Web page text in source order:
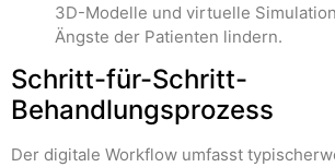
3D-Modelle und virtuelle
Ängste der Patienten lindern.
Schritt-für-Schritt-
Behandlungsprozess
Der digitale Workflow umfasst